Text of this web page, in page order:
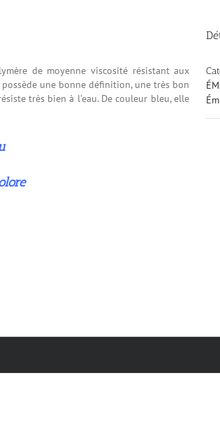
de moyenne viscosité résistant aux
une bonne définition, une très bon
très bien à l’eau. De couleur bleu, elle